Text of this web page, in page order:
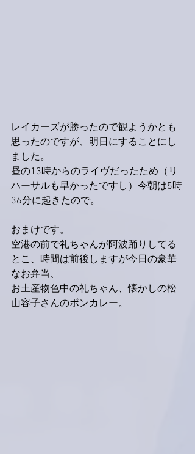
レイカーズが勝ったので観ようかとも
思ったのですが、明日にすることにし
ました。
昼の13時からのライヴだったため（リ
ハーサルも早かったですし）今朝は5時
36分に起きたので。
おまけです。
空港の前で礼ちゃんが阿波踊りしてる
とこ、時間は前後しますが今日の豪華
なお弁当、
お土産物色中の礼ちゃん、懐かしの松
山容子さんのボンカレー。